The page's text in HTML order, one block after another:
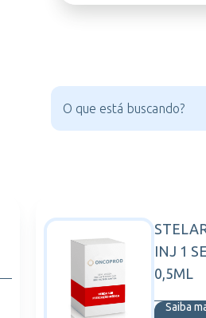
ADIUM(ZODIAC)
INJ 1
0,5ML
Saiba